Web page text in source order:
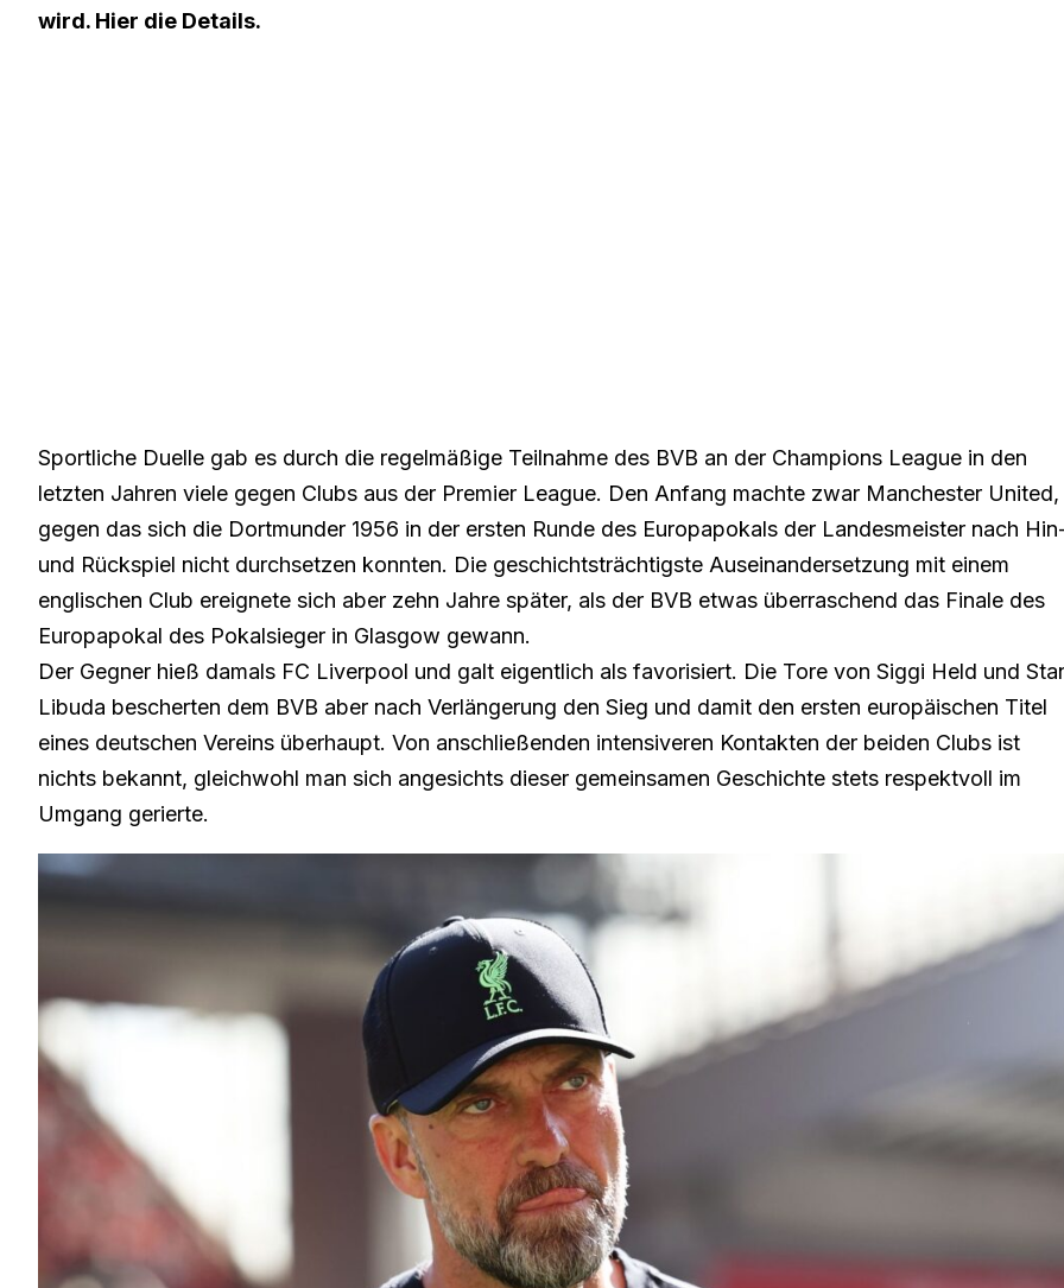
wird. Hier die Details.
Sportliche Duelle gab es durch die regelmäßige Teilnahme des BVB an der Champions League in den
letzten Jahren viele gegen Clubs aus der Premier League. Den Anfang machte zwar Manchester United,
gegen das sich die Dortmunder 1956 in der ersten Runde des Europapokals der Landesmeister nach
und Rückspiel nicht durchsetzen konnten. Die geschichtsträchtigste Auseinandersetzung mit einem
englischen Club ereignete sich aber zehn Jahre später, als der BVB etwas überraschend das Finale des
Europapokal des Pokalsieger in Glasgow gewann.
Der Gegner hieß damals FC Liverpool und galt eigentlich als favorisiert. Die Tore von Siggi Held und
Libuda bescherten dem BVB aber nach Verlängerung den Sieg und damit den ersten europäischen Titel
eines deutschen Vereins überhaupt. Von anschließenden intensiveren Kontakten der beiden Clubs ist
nichts bekannt, gleichwohl man sich angesichts dieser gemeinsamen Geschichte stets respektvoll im
Umgang gerierte.